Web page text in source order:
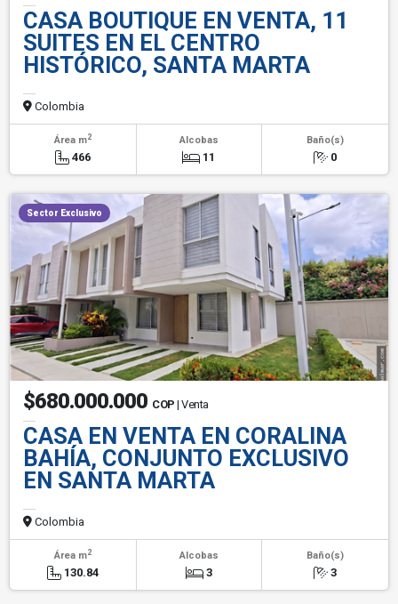
CASA BOUTIQUE EN VENTA, 11
SUITES EN EL CENTRO
HISTÓRICO, SANTA MARTA
Colombia
Área m2
466
Alcobas
11
Baño(s)
0
Sector Exclusivo
$680.000.000 COP | Venta
CASA EN VENTA EN CORALINA
BAHÍA, CONJUNTO EXCLUSIVO
EN SANTA MARTA
Colombia
Área m2
130.84
Alcobas
3
Baño(s)
3